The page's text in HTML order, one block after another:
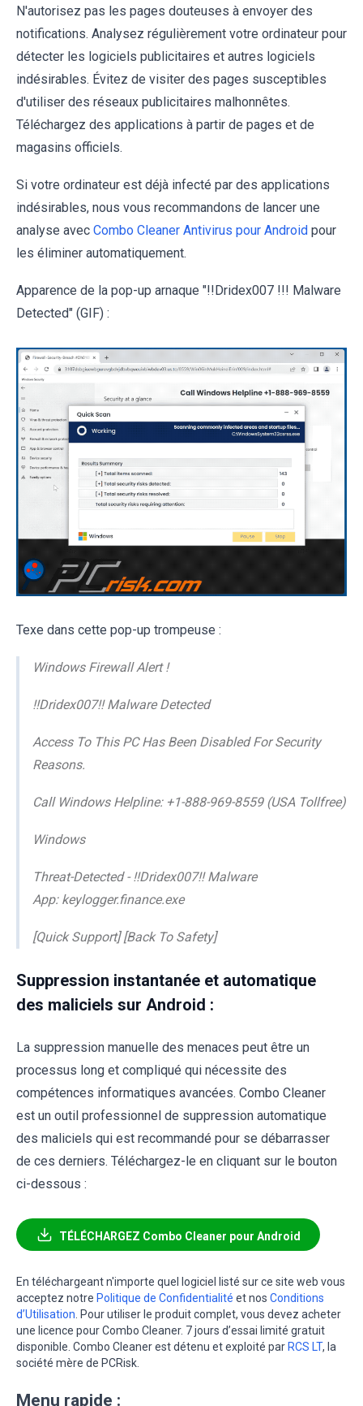
N'autorisez pas les pages douteuses à envoyer des
notifications. Analysez régulièrement votre ordinateur pour
détecter les logiciels publicitaires et autres logiciels
indésirables. Évitez de visiter des pages susceptibles
d'utiliser des réseaux publicitaires malhonnêtes.
Téléchargez des applications à partir de pages et de
magasins officiels.
Si votre ordinateur est déjà infecté par des applications
indésirables, nous vous recommandons de lancer une
analyse avec Combo Cleaner Antivirus pour Android pour
les éliminer automatiquement.
Apparence de la pop-up arnaque "!!Dridex007 !!! Malware
Detected" (GIF) :
Texe dans cette pop-up trompeuse :
Windows Firewall Alert !
!!Dridex007!! Malware Detected
Access To This PC Has Been Disabled For Security
Reasons.
Call Windows Helpline: +1-888-969-8559 (USA Tollfree)
Windows
Threat-Detected - !!Dridex007!! Malware
App: keylogger.finance.exe
[Quick Support] [Back To Safety]
Suppression instantanée et automatique
des maliciels sur Android :
La suppression manuelle des menaces peut être un
processus long et compliqué qui nécessite des
compétences informatiques avancées. Combo Cleaner
est un outil professionnel de suppression automatique
des maliciels qui est recommandé pour se débarrasser
de ces derniers. Téléchargez-le en cliquant sur le bouton
ci-dessous :
TÉLÉCHARGEZ Combo Cleaner pour Android
En téléchargeant n'importe quel logiciel listé sur ce site web vous
acceptez notre Politique de Confidentialité et nos Conditions
d’Utilisation . Pour utiliser le produit complet, vous devez acheter
une licence pour Combo Cleaner. 7 jours d’essai limité gratuit
disponible. Combo Cleaner est détenu et exploité par RCS LT, la
société mère de PCRisk.
Menu rapide :